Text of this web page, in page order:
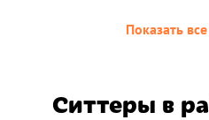
Показать
Ситтеры в